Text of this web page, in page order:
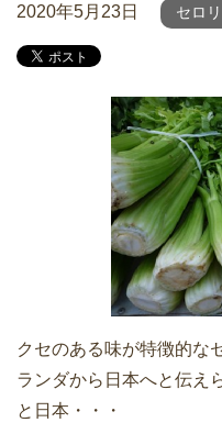
2020年5月23日 セロリ
クセのある味が特徴的な
ランダから日本へと伝え
と日本・・・